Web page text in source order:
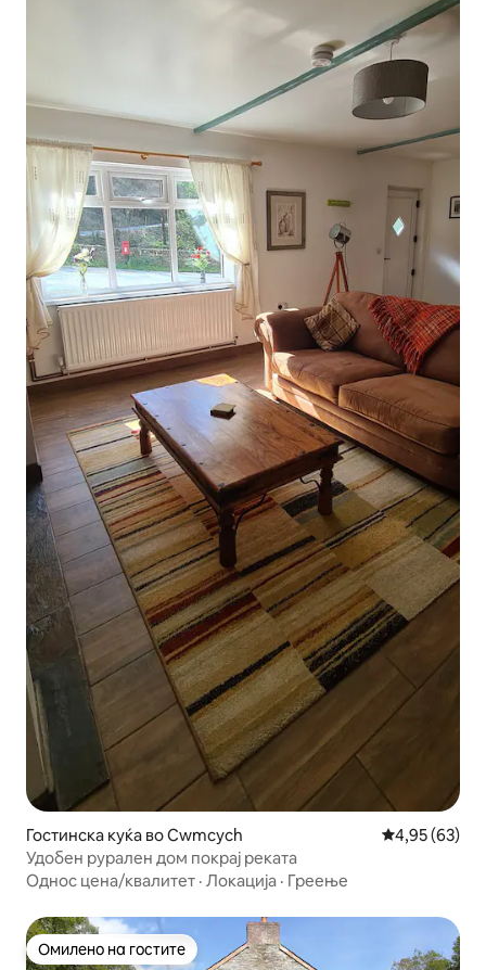
Гостинска куќа во Cwmcych Просечна
4,95 (63)
Удобен рурален дом покрај реката
Однос цена/квалитет · Локација · Греење
Омилено на гостите
Омилено на гостите